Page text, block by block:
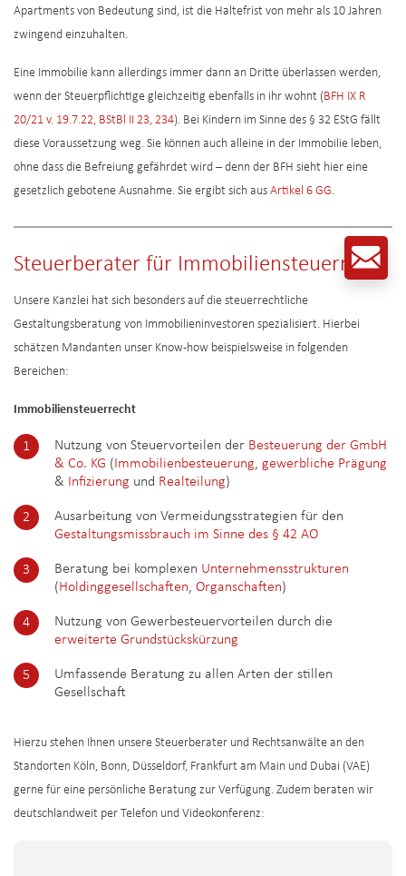
Apartments von Bedeutung sind, ist die Haltefrist von mehr als 10 Jahren
zwingend einzuhalten.
Eine Immobilie kann allerdings immer dann an Dritte überlassen werden,
wenn der Steuerpflichtige gleichzeitig ebenfalls in ihr wohnt (BFH IX R
20/21 v. 19.7.22, BStBl II 23, 234). Bei Kindern im Sinne des § 32 EStG fällt
diese Voraussetzung weg. Sie können auch alleine in der Immobilie leben,
ohne dass die Befreiung gefährdet wird – denn der BFH sieht hier eine
gesetzlich gebotene Ausnahme. Sie ergibt sich aus Artikel 6 GG.
Steuerberater für Immobiliensteuerrecht
Unsere Kanzlei hat sich besonders auf die steuerrechtliche
Gestaltungsberatung von Immobilieninvestoren spezialisiert. Hierbei
schätzen Mandanten unser Know-how beispielsweise in folgenden
Bereichen:
Immobiliensteuerrecht
Nutzung von Steuervorteilen der Besteuerung der GmbH
& Co. KG ( Immobilienbesteuerung, gewerbliche Prägung
&
Infizierung und Realteilung)
Ausarbeitung von Vermeidungsstrategien für den
Gestaltungsmissbrauch im Sinne des § 42 AO
Beratung bei komplexen Unternehmensstrukturen
(Holdinggesellschaften, Organschaften)
Nutzung von Gewerbesteuervorteilen durch die
erweiterte Grundstückskürzung
Umfassende Beratung zu allen Arten der stillen
Gesellschaft
Hierzu stehen Ihnen unsere Steuerberater und Rechtsanwälte an den
Standorten Köln, Bonn, Düsseldorf, Frankfurt am Main und Dubai (VAE)
gerne für eine persönliche Beratung zur Verfügung. Zudem beraten wir
deutschlandweit per Telefon und Videokonferenz: